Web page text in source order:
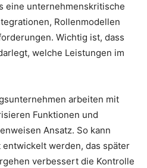
eine unternehmenskritische
Rollenmodellen
Wichtig ist, dass
welche Leistungen im
arbeiten mit
Funktionen und
Ansatz. So kann
werden, das später
verbessert die Kontrolle